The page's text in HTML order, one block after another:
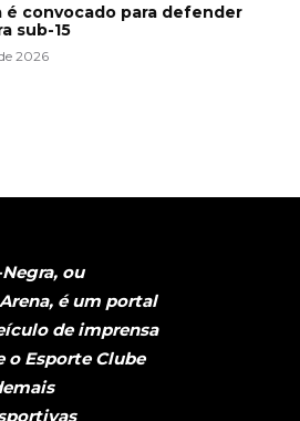
convocado para defender
sub-15
2026
ou
é um portal
de imprensa
o Esporte Clube